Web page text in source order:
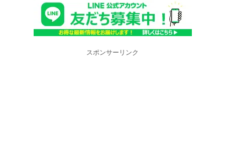
スポンサーリンク